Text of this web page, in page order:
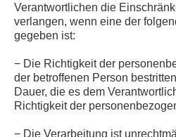
Verantwortlichen die
verlangen, wenn eine der
gegeben ist:
− Die Richtigkeit der
der betroffenen Person
Dauer, die es dem
Richtigkeit der
− Die Verarbeitung ist